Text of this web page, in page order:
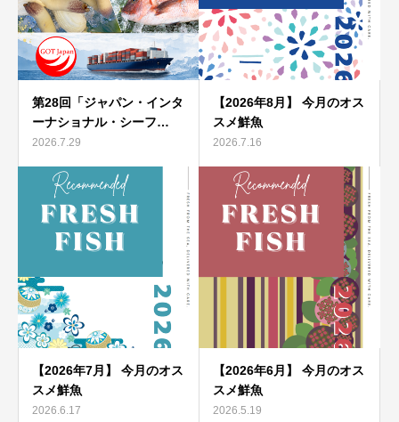
第28回「ジャパン・インタ
ーナショナル・シーフ…
2026.7.29
【2026年8月】 今月のオス
スメ鮮魚
2026.7.16
【2026年7月】 今月のオス
スメ鮮魚
2026.6.17
【2026年6月】 今月のオス
スメ鮮魚
2026.5.19